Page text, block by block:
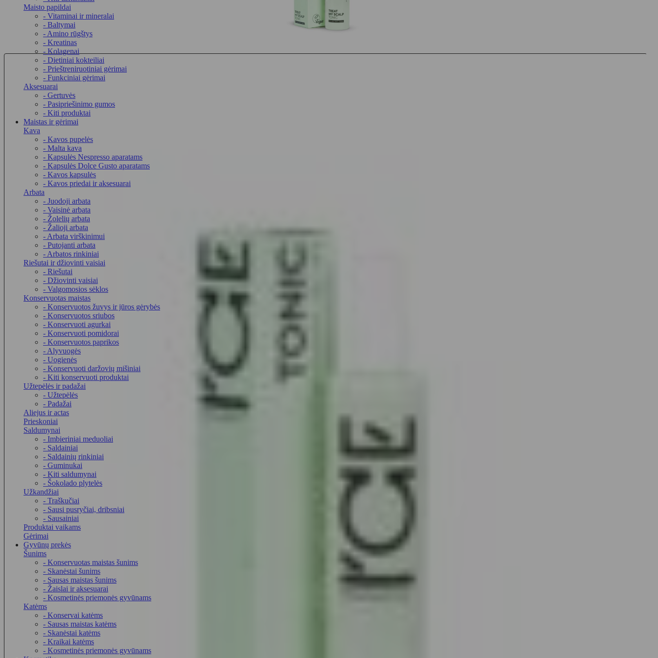
Maisto papildai
- Vitaminai ir mineralai
- Baltymai
- Amino rūgštys
- Kreatinas
- Kolagenai
- Dietiniai kokteiliai
- Prieštreniruotiniai gėrimai
- Funkciniai gėrimai
Aksesuarai
- Gertuvės
- Pasipriešinimo gumos
- Kiti produktai
Maistas ir gėrimai
Kava
- Kavos pupelės
- Malta kava
- Kapsulės Nespresso aparatams
- Kapsulės Dolce Gusto aparatams
- Kavos kapsulės
- Kavos priedai ir aksesuarai
Arbata
- Juodoji arbata
- Vaisinė arbata
- Žolelių arbata
- Žalioji arbata
- Arbata virškinimui
- Putojanti arbata
- Arbatos rinkiniai
Riešutai ir džiovinti vaisiai
- Riešutai
- Džiovinti vaisiai
- Valgomosios sėklos
Konservuotas maistas
- Konservuotos žuvys ir jūros gėrybės
- Konservuotos sriubos
- Konservuoti agurkai
- Konservuoti pomidorai
- Konservuotos paprikos
- Alyvuogės
- Uogienės
- Konservuoti daržovių mišiniai
- Kiti konservuoti produktai
Užtepėlės ir padažai
- Užtepėlės
- Padažai
Aliejus ir actas
Prieskoniai
Saldumynai
- Imbieriniai meduoliai
- Saldainiai
- Saldainių rinkiniai
- Guminukai
- Kiti saldumynai
- Šokolado plytelės
Užkandžiai
- Traškučiai
- Sausi pusryčiai, dribsniai
- Sausainiai
Produktai vaikams
Gėrimai
Gyvūnų prekės
Šunims
- Konservuotas maistas šunims
- Skanėstai šunims
- Sausas maistas šunims
- Žaislai ir aksesuarai
- Kosmetinės priemonės gyvūnams
Katėms
- Konservai katėms
- Sausas maistas katėms
- Skanėstai katėms
- Kraikai katėms
- Kosmetinės priemonės gyvūnams